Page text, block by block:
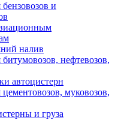
и
налив
нефтевозов,
автоцистерн
муковозов,
и груза